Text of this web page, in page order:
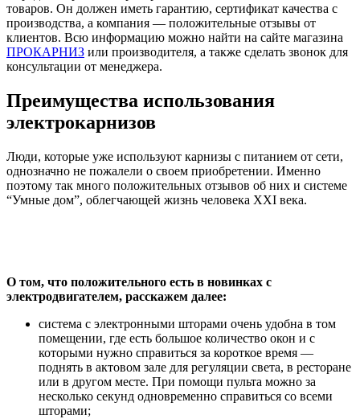
товаров. Он должен иметь гарантию, сертификат качества с
производства, а компания — положительные отзывы от
клиентов. Всю информацию можно найти на сайте магазина
ПРОКАРНИЗ или производителя, а также сделать звонок для
консультации от менеджера.
Преимущества использования
электрокарнизов
Люди, которые уже используют карнизы с питанием от сети,
однозначно не пожалели о своем приобретении. Именно
поэтому так много положительных отзывов об них и системе
“Умные дом”, облегчающей жизнь человека XXI века.
О том, что положительного есть в новинках с
электродвигателем, расскажем далее:
система с электронными шторами очень удобна в том
помещении, где есть большое количество окон и с
которыми нужно справиться за короткое время —
поднять в актовом зале для регуляции света, в ресторане
или в другом месте. При помощи пульта можно за
несколько секунд одновременно справиться со всеми
шторами;